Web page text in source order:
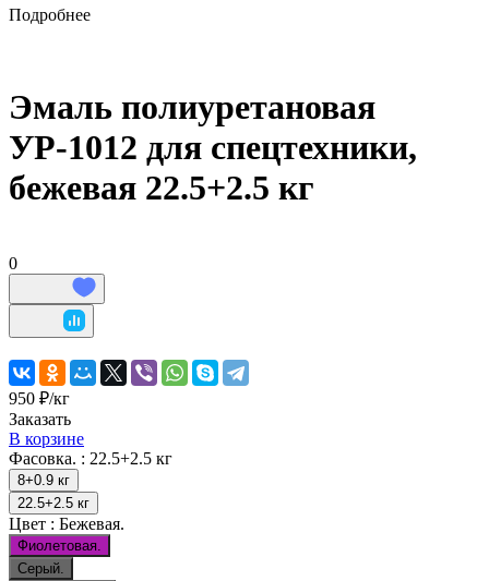
Подробнее
Эмаль полиуретановая
УР-1012 для спецтехники,
бежевая 22.5+2.5 кг
0
950 ₽/кг
Заказать
В корзине
Фасовка. : 22.5+2.5 кг
8+0.9 кг
22.5+2.5 кг
Цвет : Бежевая.
Фиолетовая.
Серый.